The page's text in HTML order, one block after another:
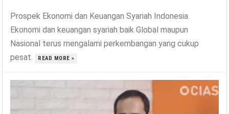
Prospek Ekonomi dan Keuangan Syariah Indonesia.
Ekonomi dan keuangan syariah baik Global maupun
Nasional terus mengalami perkembangan yang cukup
pesat.
READ MORE »